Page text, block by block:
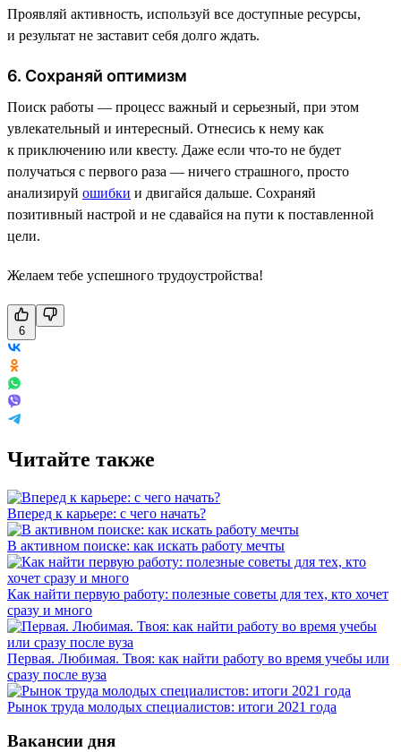
Проявляй активность, используй все доступные ресурсы,
и результат не заставит себя долго ждать.
6. Сохраняй оптимизм
Поиск работы — процесс важный и серьезный, при этом
увлекательный и интересный. Отнесись к нему как
к приключению или квесту. Даже если что-то не будет
получаться с первого раза — ничего страшного, просто
анализируй ошибки и двигайся дальше. Сохраняй
позитивный настрой и не сдавайся на пути к поставленной
цели.
Желаем тебе успешного трудоустройства!
6
Читайте также
Вперед к карьере: с чего начать?
В активном поиске: как искать работу мечты
Как найти первую работу: полезные советы для тех, кто хочет
сразу и много
Первая. Любимая. Твоя: как найти работу во время учебы или
сразу после вуза
Рынок труда молодых специалистов: итоги 2021 года
Вакансии дня